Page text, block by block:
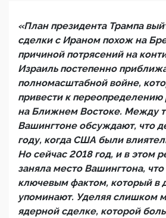
«План президента Трампа
сделки с Ираном похож на
причиной потрясений на
Израиль постепенно
полномасштабной войне,
привести к переопределению
на Ближнем Востоке. Между
Вашингтоне обсуждают, что
году, когда США были
Но сейчас 2018 год, и в этом
заняла место Вашингтона, что
ключевым фактом, который в
упоминают. Уделяя слишком
ядерной сделке, которой